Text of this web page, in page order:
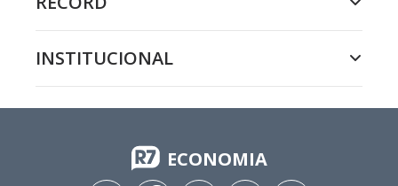
INSTITUCIONAL
ECONOMIA